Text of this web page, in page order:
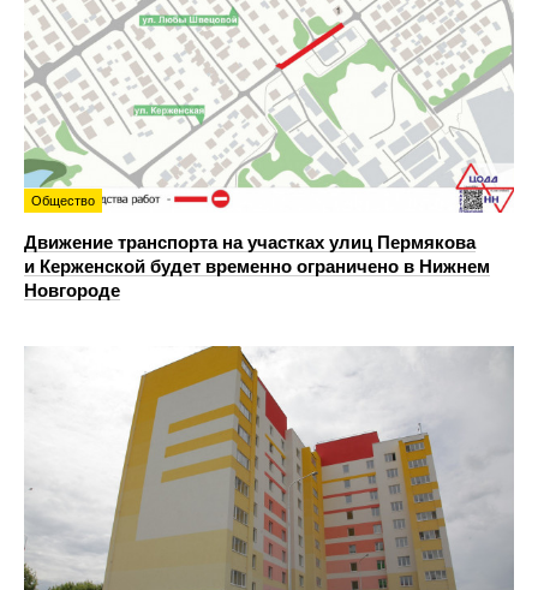
Общество
Движение транспорта на участках улиц Пермякова
и Керженской будет временно ограничено в Нижнем
Новгороде